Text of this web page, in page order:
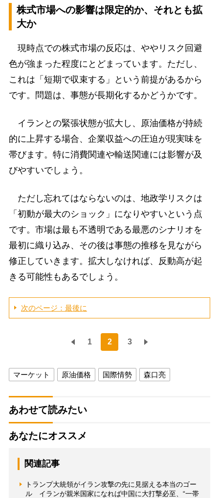
株式市場への影響は限定的か、それとも拡
大か
現時点での株式市場の反応は、ややリスク回避
色が強まった程度にとどまっています。ただし、
これは「短期で収束する」という前提があるから
です。問題は、事態が長期化するかどうかです。
イランとの緊張状態が拡大し、原油価格が持続
的に上昇する場合、企業収益への圧迫が現実味を
帯びます。特に消費関連や輸送関連には影響が及
びやすいでしょう。
ただし忘れてはならないのは、地政学リスクは
「初動が最大のショック」になりやすいという点
です。市場は最も不透明である最悪のシナリオを
最初に織り込み、その後は事態の推移を見ながら
修正していきます。拡大しなければ、反動高が起
きる可能性もあるでしょう。
次のページ：最後に
1 2 3
マーケット 原油価格 国際情勢 森口亮
あわせて読みたい
あなたにオススメ
関連記事
トランプ大統領がイラン攻撃の先に見据える本当のゴー
ル イランが親米国家になれば中国に大打撃必至、“一帯